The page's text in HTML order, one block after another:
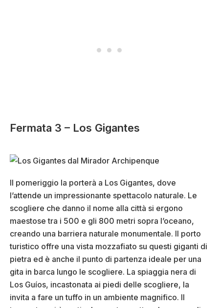
Fermata 3 – Los Gigantes
Il pomeriggio la porterà a Los Gigantes, dove
l’attende un impressionante spettacolo naturale. Le
scogliere che danno il nome alla città si ergono
maestose tra i 500 e gli 800 metri sopra l’oceano,
creando una barriera naturale monumentale. Il porto
turistico offre una vista mozzafiato su questi giganti di
pietra ed è anche il punto di partenza ideale per una
gita in barca lungo le scogliere. La spiaggia nera di
Los Guíos, incastonata ai piedi delle scogliere, la
invita a fare un tuffo in un ambiente magnifico. Il